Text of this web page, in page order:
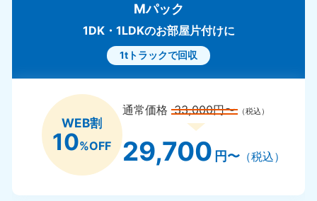
Mパック
1DK・1LDKのお部屋片付けに
1tトラックで回収
WEB割
10%OFF
通常価格33,000円〜 （税込）
29,700 円〜（税込）